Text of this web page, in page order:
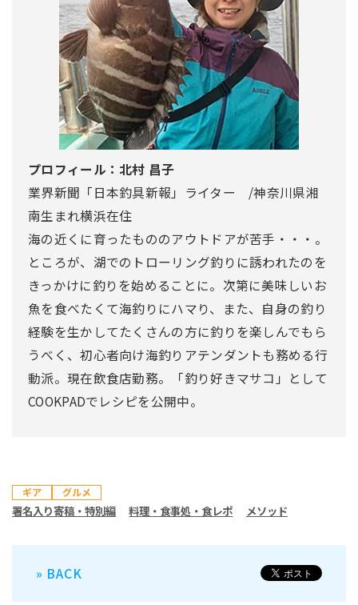
プロフィール：北村 昌子
業界新聞「日本釣具新報」ライター /神奈川県湘
南生まれ横浜在住
海の近くに育ったもののアウトドアが苦手・・・。
ところが、湖でのトローリング釣りに誘われたのを
きっかけに釣りを始めることに。次第に美味しいお
魚を食べたくて海釣りにハマり、また、自身の釣り
経験を生かしてたくさんの方に釣りを楽しんでもら
うべく、初心者向け海釣りアテンダントも務める行
動派。現在飲食店勤務。「釣り好きマサコ」として
COOKPADでレシピを公開中。
ギア グルメ
署名入り寄稿・特別編 料理・食事処・食レポ メソッド
» BACK